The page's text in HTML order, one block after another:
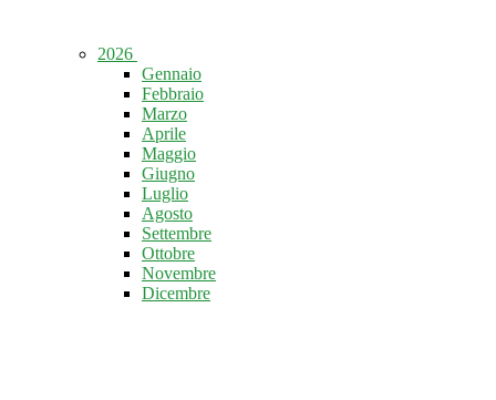
2026
Gennaio
Febbraio
Marzo
Aprile
Maggio
Giugno
Luglio
Agosto
Settembre
Ottobre
Novembre
Dicembre